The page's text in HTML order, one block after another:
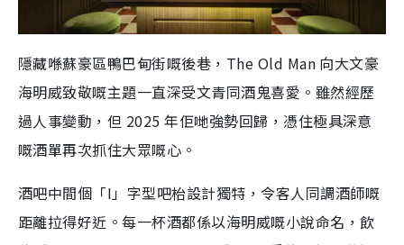
隱藏喺蘇豪區鴨巴甸街嘅後巷，The Old Man 向大文豪
海明威致敬嘅主題一直深受文青同酒鬼喜愛。雖然經歷
過人事變動，但 2025 年佢哋強勢回歸，憑住極具深意
嘅酒單再次抓住大眾嘅心。
酒吧中間個「I」字型吧枱設計獨特，令客人同調酒師嘅
距離拉得好近。每一杯酒都係以海明威嘅小說命名，飲